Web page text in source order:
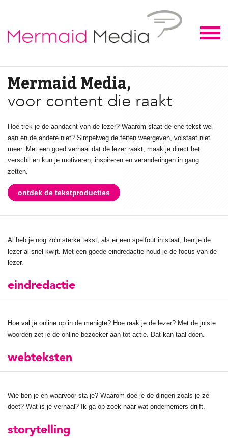
Mermaid Media,
voor content die raakt
Hoe trek je de aandacht van de lezer? Waarom slaat de ene tekst wel
aan en de andere niet? Simpelweg de feiten weergeven, volstaat niet
meer. Met een goed verhaal dat de lezer raakt, maak je direct het
verschil en kun je motiveren, inspireren en veranderingen in gang
zetten.
ontdek de tekstproducties
Sla de juiste toon aan,
ontdek de tekstproducties
Al heb je nog zo'n sterke tekst, als er een spelfout in staat, ben je de
lezer al snel kwijt. Met een goede eindredactie houd je de focus van de
lezer.
eindredactie
Hoe val je online op in de menigte? Hoe raak je de lezer? Met de juiste
woorden zet je de online bezoeker aan tot actie. Dat kan taal doen.
webteksten
Wie ben je en waarvoor sta je? Waarom doe je de dingen zoals je ze
doet? Wat is je verhaal? Ik ga op zoek naar wat ondernemers drijft.
storytelling